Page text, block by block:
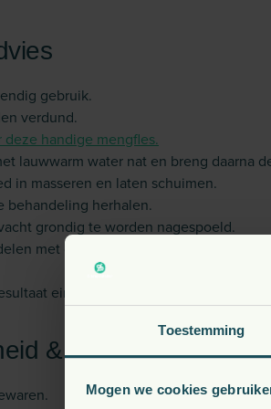
Toestemming
Mogen we cookies
gebruik.
verdund.
handige mengfles.
lauwwarm water nat en breng daarna
in masseren en laten schuimen.
behandeling herhalen.
grondig te worden nagespoeld.
met de conditioner om de vacht te
eindigen met een van de Pet Silk
& bewaaradvies